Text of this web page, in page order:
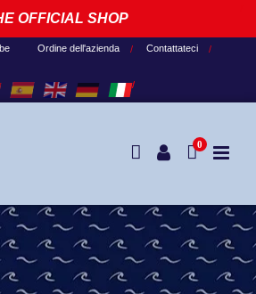
OFFICIAL SHOP
Ordine dell'azienda Contattateci
0